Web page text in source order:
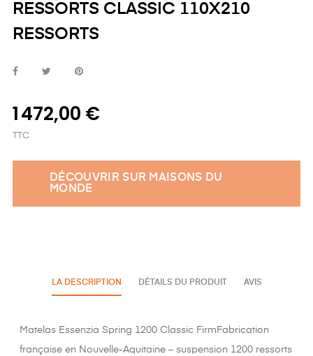
RESSORTS CLASSIC 110X210
RESSORTS
1 472,00 €
TTC
DÉCOUVRIR SUR MAISONS DU
MONDE
LA DESCRIPTION DÉTAILS DU PRODUIT AVIS
Matelas Essenzia Spring 1200 Classic FirmFabrication
française en Nouvelle-Aquitaine – suspension 1200 ressorts